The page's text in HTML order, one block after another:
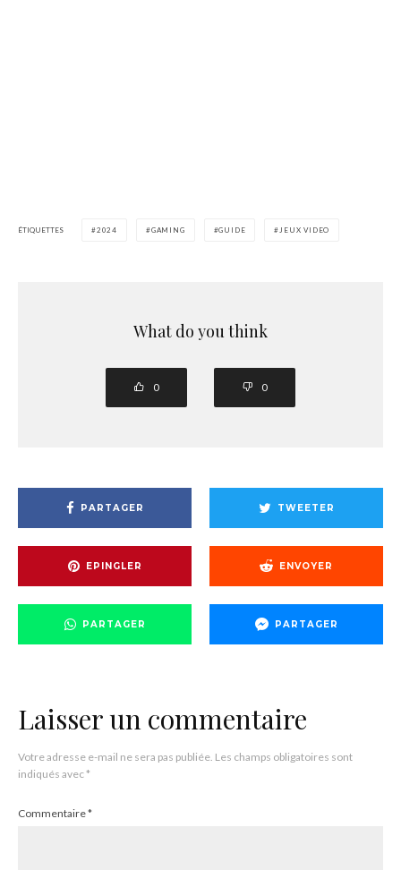
ÉTIQUETTES 2024 GAMING GUIDE JEUX VIDEO
What do you think
0 0
PARTAGER TWEETER
EPINGLER ENVOYER
PARTAGER PARTAGER
Laisser un commentaire
Votre adresse e-mail ne sera pas publiée. Les champs obligatoires sont
indiqués avec*
Commentaire*